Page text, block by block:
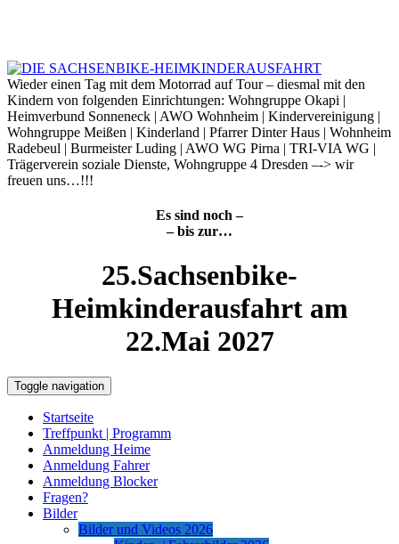
Wieder einen Tag mit dem Motorrad auf Tour – diesmal mit den
Kindern von folgenden Einrichtungen: Wohngruppe Okapi |
Heimverbund Sonneneck | AWO Wohnheim | Kindervereinigung |
Wohngruppe Meißen | Kinderland | Pfarrer Dinter Haus | Wohnheim
Radebeul | Burmeister Luding | AWO WG Pirna | TRI-VIA WG |
Trägerverein soziale Dienste, Wohngruppe 4 Dresden –-> wir
freuen uns…!!!
Es sind noch –
– bis zur…
25.Sachsenbike-
Heimkinderausfahrt am
22.Mai 2027
Toggle navigation
Startseite
Treffpunkt | Programm
Anmeldung Heime
Anmeldung Fahrer
Anmeldung Blocker
Fragen?
Bilder
Bilder und Videos 2026